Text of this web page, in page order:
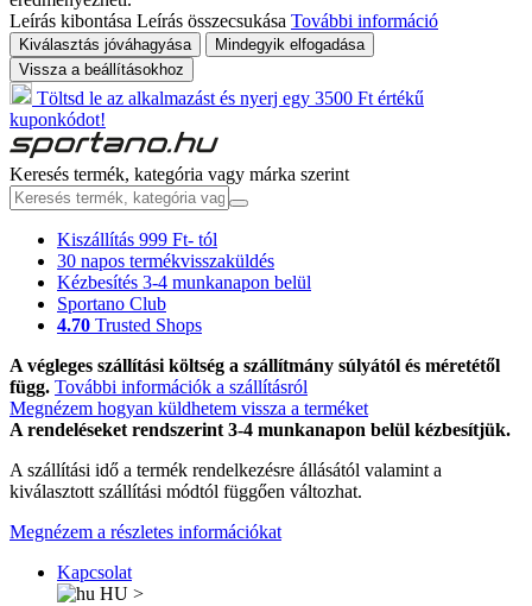
Leírás kibontása Leírás összecsukása További információ
Kiválasztás jóváhagyása
Mindegyik elfogadása
Vissza a beállításokhoz
Töltsd le az alkalmazást és nyerj egy 3500 Ft értékű
kuponkódot!
Keresés termék, kategória vagy márka szerint
Kiszállítás 999 Ft- tól
30 napos termékvisszaküldés
Kézbesítés 3-4 munkanapon belül
Sportano Club
4.70 Trusted Shops
A végleges szállítási költség a szállítmány súlyától és méretétől
függ. További információk a szállításról
Megnézem hogyan küldhetem vissza a terméket
A rendeléseket rendszerint 3-4 munkanapon belül kézbesítjük.
A szállítási idő a termék rendelkezésre állásától valamint a
kiválasztott szállítási módtól függően változhat.
Megnézem a részletes információkat
Kapcsolat
HU >